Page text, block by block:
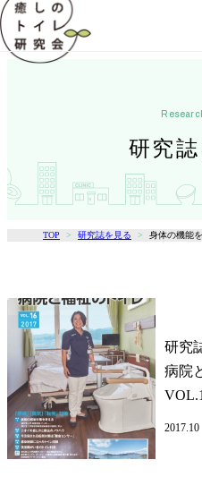
研究
TOP 研究誌を見る 身体の機能
研究
病院
2017.10